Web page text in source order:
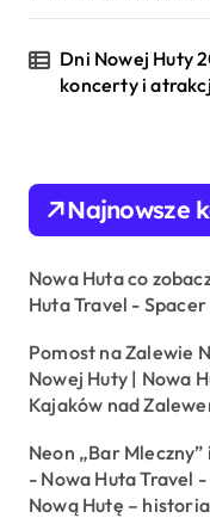
Dni Nowej Huty
koncerty i
Najnowsze
Nowa Huta co
Huta Travel -
Pomost na Zalewie
Nowej Huty | Nowa
Kajaków nad
Neon „Bar
- Nowa Huta Travel -
Nową Hutę –